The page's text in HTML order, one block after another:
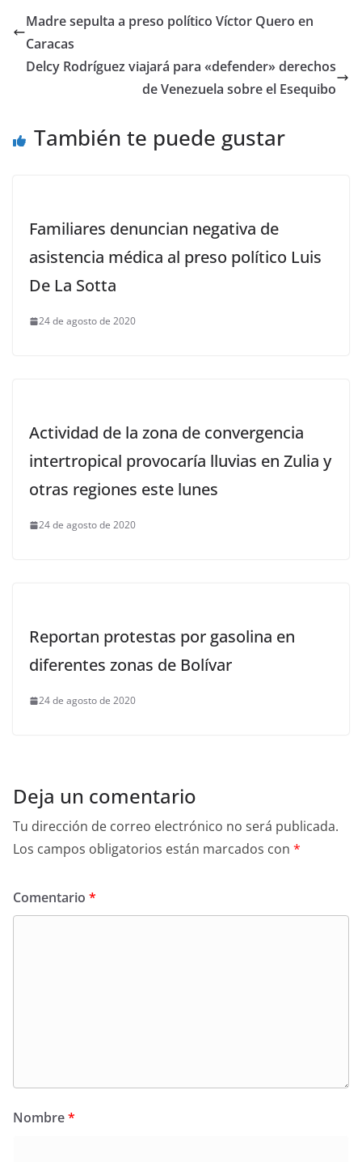
Madre sepulta a preso político Víctor Quero en
Caracas
Delcy Rodríguez viajará para «defender» derechos
de Venezuela sobre el Esequibo
También te puede gustar
Familiares denuncian negativa de
asistencia médica al preso político Luis
De La Sotta
24 de agosto de 2020
Actividad de la zona de convergencia
intertropical provocaría lluvias en Zulia y
otras regiones este lunes
24 de agosto de 2020
Reportan protestas por gasolina en
diferentes zonas de Bolívar
24 de agosto de 2020
Deja un comentario
Tu dirección de correo electrónico no será publicada.
Los campos obligatorios están marcados con *
Comentario *
Nombre*